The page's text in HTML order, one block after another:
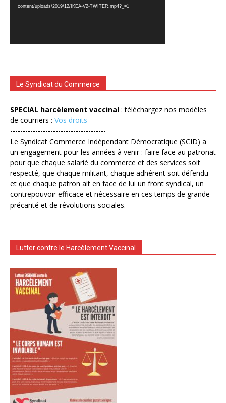
content/uploads/2019/12/IKEA-V2-TWITER.mp4?_=1
Le Syndicat du Commerce
SPECIAL harcèlement vaccinal : téléchargez nos modèles
de courriers : Vos droits
--------------------------------------
Le Syndicat Commerce Indépendant Démocratique (SCID) a
un engagement pour les années à venir : faire face au patronat
pour que chaque salarié du commerce et des services soit
respecté, que chaque militant, chaque adhérent soit défendu
et que chaque patron ait en face de lui un front syndical, un
contrepouvoir efficace et nécessaire en ces temps de grande
précarité et de révolutions sociales.
Lutter contre le Harcèlement Vaccinal